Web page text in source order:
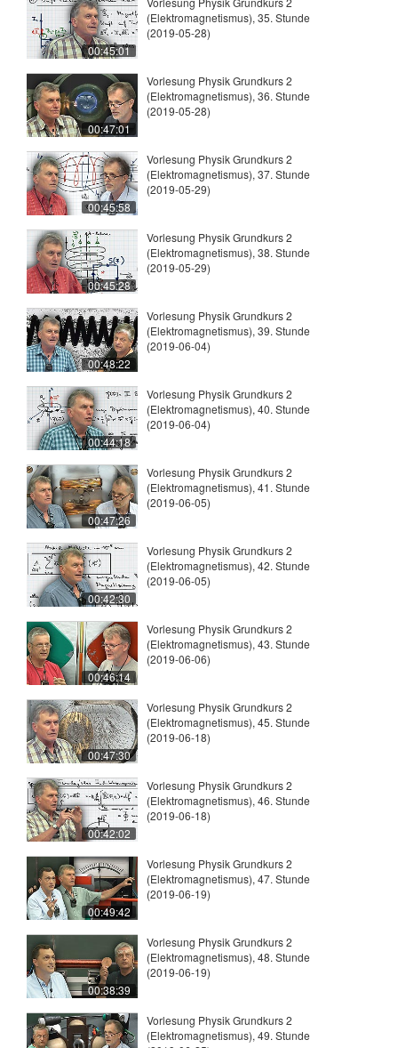
00:45:01
(Elektromagnetismus), 35. Stunde
(2019-05-28)
00:47:01
Vorlesung Physik Grundkurs 2
(Elektromagnetismus), 36. Stunde
(2019-05-28)
00:45:58
Vorlesung Physik Grundkurs 2
(Elektromagnetismus), 37. Stunde
(2019-05-29)
00:45:28
Vorlesung Physik Grundkurs 2
(Elektromagnetismus), 38. Stunde
(2019-05-29)
00:48:22
Vorlesung Physik Grundkurs 2
(Elektromagnetismus), 39. Stunde
(2019-06-04)
00:44:18
Vorlesung Physik Grundkurs 2
(Elektromagnetismus), 40. Stunde
(2019-06-04)
00:47:26
Vorlesung Physik Grundkurs 2
(Elektromagnetismus), 41. Stunde
(2019-06-05)
00:42:30
Vorlesung Physik Grundkurs 2
(Elektromagnetismus), 42. Stunde
(2019-06-05)
00:46:14
Vorlesung Physik Grundkurs 2
(Elektromagnetismus), 43. Stunde
(2019-06-06)
00:47:30
Vorlesung Physik Grundkurs 2
(Elektromagnetismus), 45. Stunde
(2019-06-18)
00:42:02
Vorlesung Physik Grundkurs 2
(Elektromagnetismus), 46. Stunde
(2019-06-18)
00:49:42
Vorlesung Physik Grundkurs 2
(Elektromagnetismus), 47. Stunde
(2019-06-19)
00:38:39
Vorlesung Physik Grundkurs 2
(Elektromagnetismus), 48. Stunde
(2019-06-19)
Vorlesung Physik Grundkurs 2
(Elektromagnetismus), 49. Stunde